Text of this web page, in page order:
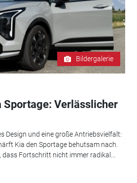
Bildergalerie
Sportage: Verlässlicher
Design und eine große Antriebsvielfalt:
Kia den Sportage behutsam nach.
Fortschritt nicht immer radikal...